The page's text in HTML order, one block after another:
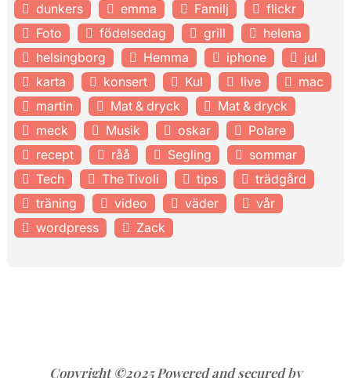
dunkers
emma Familj
flickr
Foto
födelsedag grill
helena
helsingborg
Hemma iphone
jul
karta
konsert Kul live
mac
martin
Mat & dryck
Mat & dryck
meck
Musik oskar
Polare
recept
råå Segling
sommar
Tech
The Tivoli tips
trädgård
träning
video väder
vår
wordpress
Zack
Copyright ©2025 Powered and secured by